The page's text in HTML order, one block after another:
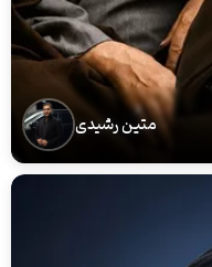
متین رشیدی